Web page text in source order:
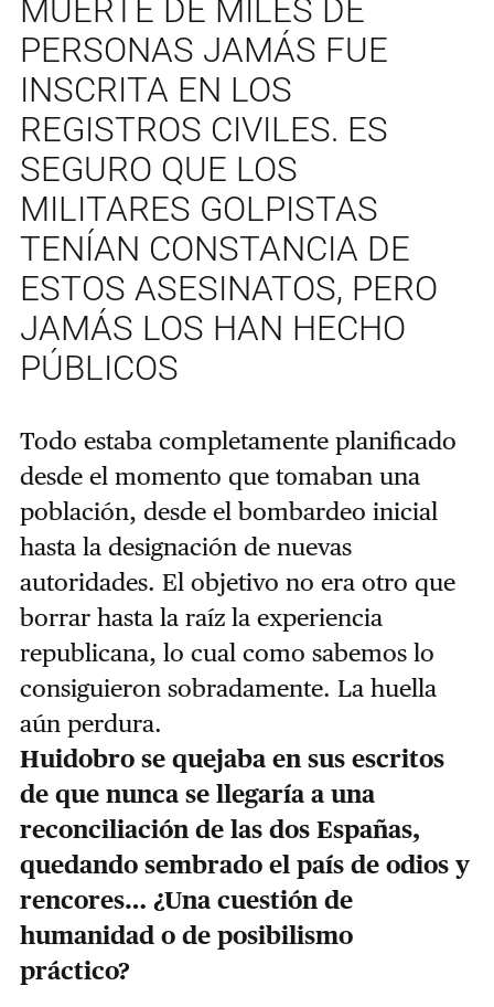
MUERTE DE MILES DE
PERSONAS JAMÁS FUE
INSCRITA EN LOS
REGISTROS CIVILES. ES
SEGURO QUE LOS
MILITARES GOLPISTAS
TENÍAN CONSTANCIA DE
ESTOS ASESINATOS, PERO
JAMÁS LOS HAN HECHO
PÚBLICOS
Todo estaba completamente planificado
desde el momento que tomaban una
población, desde el bombardeo inicial
hasta la designación de nuevas
autoridades. El objetivo no era otro que
borrar hasta la raíz la experiencia
republicana, lo cual como sabemos lo
consiguieron sobradamente. La huella
aún perdura.
Huidobro se quejaba en sus escritos
de que nunca se llegaría a una
reconciliación de las dos Españas,
quedando sembrado el país de odios y
rencores… ¿Una cuestión de
humanidad o de posibilismo
práctico?